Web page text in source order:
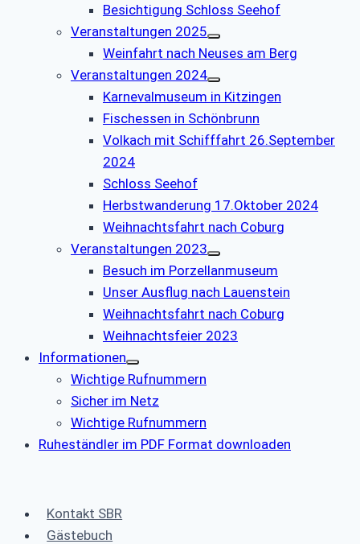
Besichtigung Schloss Seehof
Veranstaltungen 2025
Weinfahrt nach Neuses am Berg
Veranstaltungen 2024
Karnevalmuseum in Kitzingen
Fischessen in Schönbrunn
Volkach mit Schifffahrt 26.September
2024
Schloss Seehof
Herbstwanderung 17.Oktober 2024
Weihnachtsfahrt nach Coburg
Veranstaltungen 2023
Besuch im Porzellanmuseum
Unser Ausflug nach Lauenstein
Weihnachtsfahrt nach Coburg
Weihnachtsfeier 2023
Informationen
Wichtige Rufnummern
Sicher im Netz
Wichtige Rufnummern
Ruheständler im PDF Format downloaden
Kontakt SBR
Gästebuch